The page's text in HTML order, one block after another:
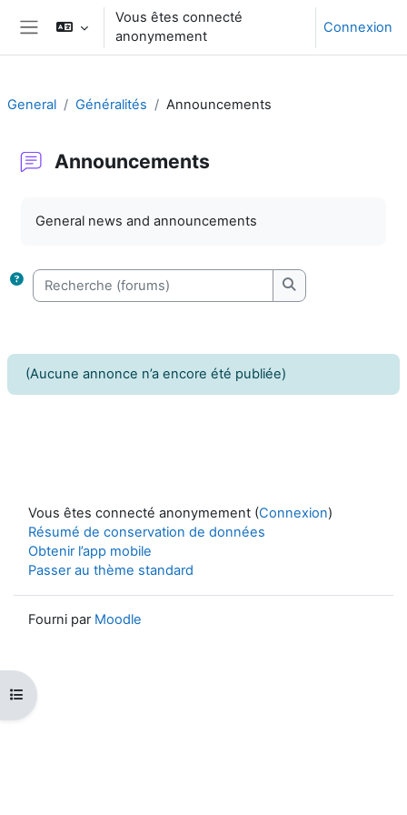
Passer au contenu principal
Panneau latéral
Vous êtes connecté
anonymement
Connexion
Ouvrir l’index du cours
General Généralités Announcements
Announcements
General news and announcements
Recherche (forums)
Recherche
(Aucune annonce n’a encore été publiée)
Vous êtes connecté anonymement (Connexion)
Résumé de conservation de données
Obtenir l’app mobile
Passer au thème standard
Fourni par Moodle